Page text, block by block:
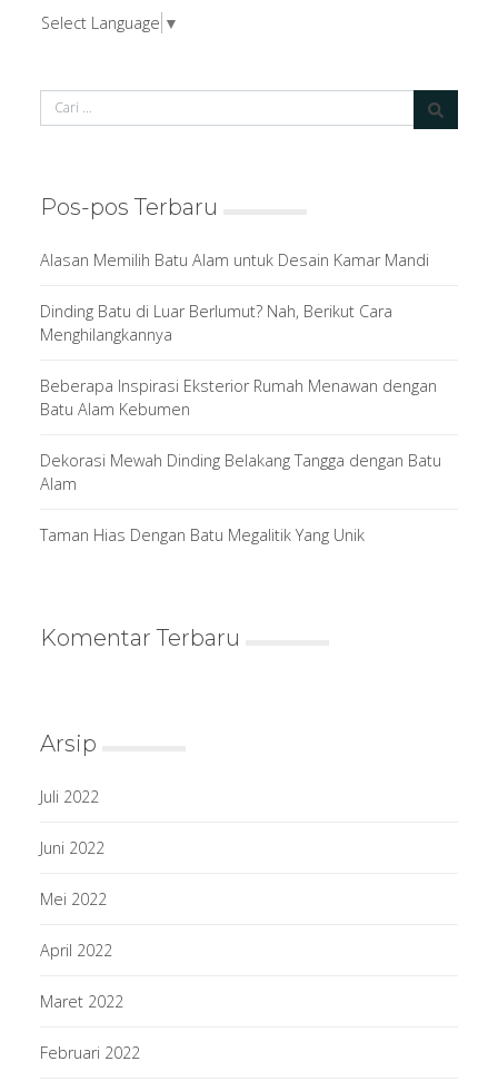
Select Language ▼
Pos-pos Terbaru
Alasan Memilih Batu Alam untuk Desain Kamar Mandi
Dinding Batu di Luar Berlumut? Nah, Berikut Cara
Menghilangkannya
Beberapa Inspirasi Eksterior Rumah Menawan dengan
Batu Alam Kebumen
Dekorasi Mewah Dinding Belakang Tangga dengan Batu
Alam
Taman Hias Dengan Batu Megalitik Yang Unik
Komentar Terbaru
Arsip
Juli 2022
Juni 2022
Mei 2022
April 2022
Maret 2022
Februari 2022